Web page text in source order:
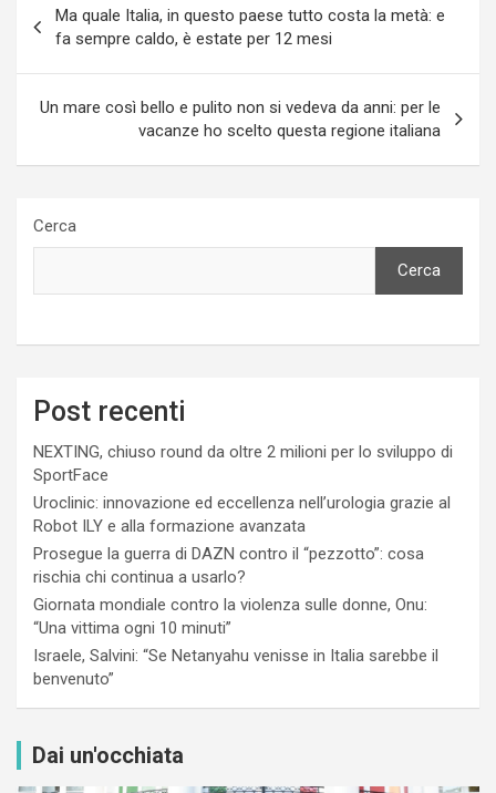
articoli
Ma quale Italia, in questo paese tutto costa la metà: e
fa sempre caldo, è estate per 12 mesi
Un mare così bello e pulito non si vedeva da anni: per le
vacanze ho scelto questa regione italiana
Cerca
Cerca
Post recenti
NEXTING, chiuso round da oltre 2 milioni per lo sviluppo di
SportFace
Uroclinic: innovazione ed eccellenza nell’urologia grazie al
Robot ILY e alla formazione avanzata
Prosegue la guerra di DAZN contro il “pezzotto”: cosa
rischia chi continua a usarlo?
Giornata mondiale contro la violenza sulle donne, Onu:
“Una vittima ogni 10 minuti”
Israele, Salvini: “Se Netanyahu venisse in Italia sarebbe il
benvenuto”
Dai un'occhiata